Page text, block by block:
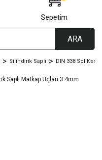
ARA
Sepetim
Silindirik Saplı DIN 338 Sol